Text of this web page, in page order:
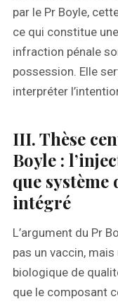
par le Pr Boyle,
ce qui constitue
infraction pénale
possession. Elle
interpréter
III. Thèse
Boyle :
que système
intégré
L’argument du Pr
pas un vaccin,
biologique de
que le composant